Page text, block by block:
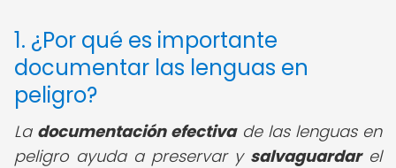
1. ¿Por qué es importante
documentar las lenguas en
peligro?
La documentación efectivade las lenguas en
peligro ayuda a preservar y salvaguardarel